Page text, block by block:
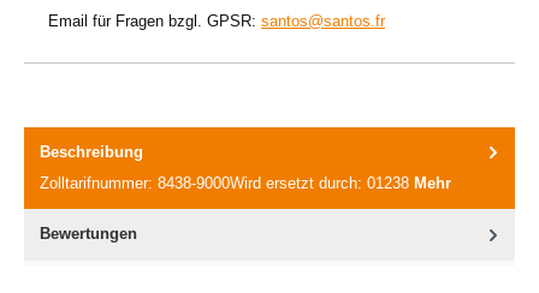
Email für Fragen bzgl. GPSR: santos@santos.fr
Beschreibung
Zolltarifnummer: 8438-9000Wird ersetzt durch: 01238 Mehr
Bewertungen